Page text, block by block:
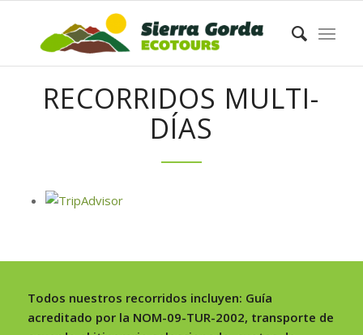
RECORRIDOS MULTI-
DÍAS
Todos nuestros recorridos incluyen: Guía
acreditado por la NOM-09-TUR-2002, transporte de